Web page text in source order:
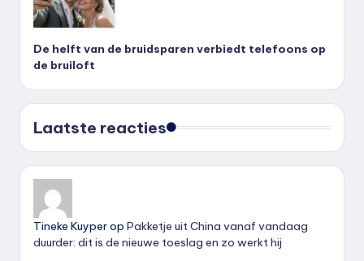
De helft van de bruidsparen verbiedt telefoons op
de bruiloft
Laatste reacties
Tineke Kuyperop Pakketje uit China vanaf vandaag
duurder: dit is de nieuwe toeslag en zo werkt hij